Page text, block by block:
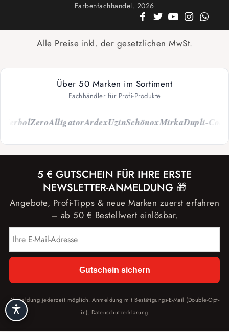
Farbenfachhandel. 2026
Alle Preise inkl. der gesetzlichen MwSt.
Über 50 Marken im Sortiment
Fachhändler für Profi-Produkte
ZeroAlligatorArdexUzinSchönoxMirkaDupli-Color
5 € GUTSCHEIN FÜR IHRE ERSTE
NEWSLETTER-ANMELDUNG 🎁
Angebote, Profi-Tipps & neue Marken zuerst erfahren
– ab 50 € Bestellwert einlösbar.
Gutschein sichern
Abmeldung jederzeit möglich. Anmeldung mit Bestätigungs-E-Mail (Double-Opt-
in). Datenschutzerklärung